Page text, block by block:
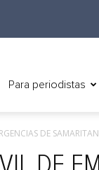
Para periodistas
DE